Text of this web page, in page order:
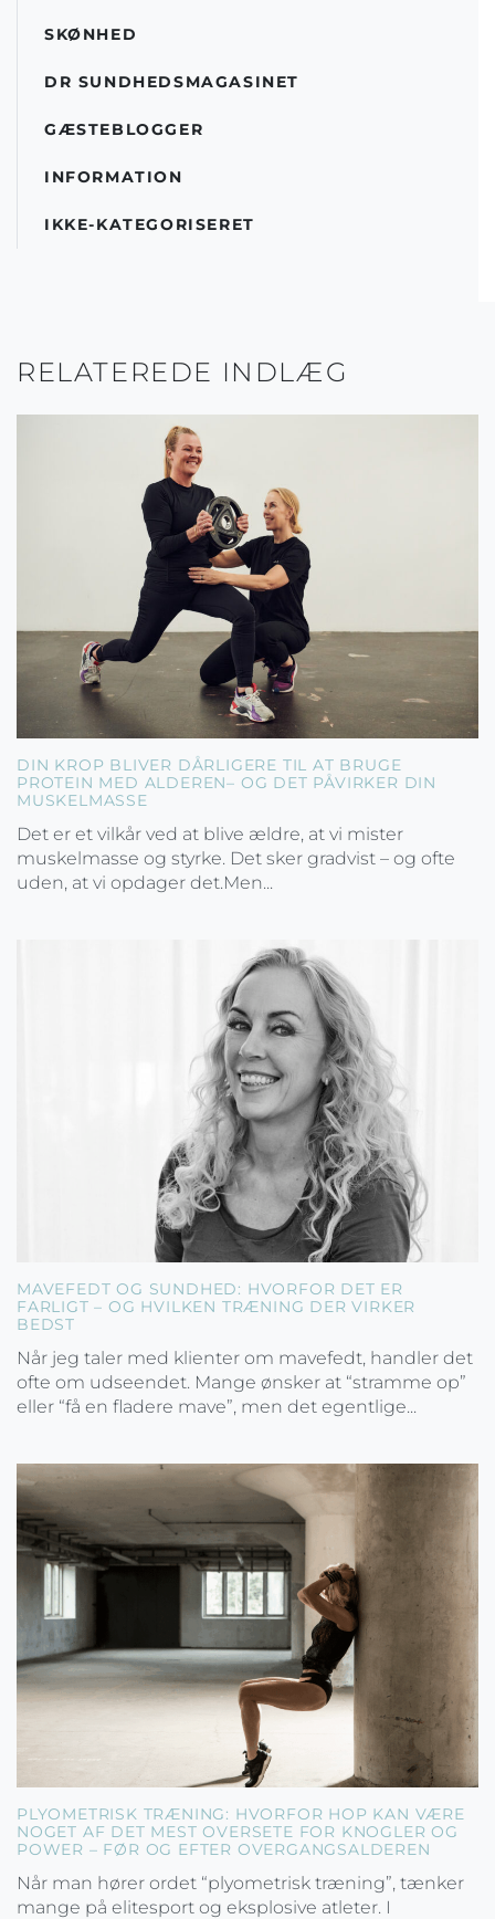
SKØNHED
DR SUNDHEDSMAGASINET
GÆSTEBLOGGER
INFORMATION
IKKE-KATEGORISERET
RELATEREDE INDLÆG
DIN KROP BLIVER DÅRLIGERE TIL AT BRUGE
PROTEIN MED ALDEREN– OG DET PÅVIRKER DIN
MUSKELMASSE
Det er et vilkår ved at blive ældre, at vi mister
muskelmasse og styrke. Det sker gradvist – og ofte
uden, at vi opdager det.Men...
MAVEFEDT OG SUNDHED: HVORFOR DET ER
FARLIGT – OG HVILKEN TRÆNING DER VIRKER
BEDST
Når jeg taler med klienter om mavefedt, handler det
ofte om udseendet. Mange ønsker at “stramme op”
eller “få en fladere mave”, men det egentlige...
PLYOMETRISK TRÆNING: HVORFOR HOP KAN VÆRE
NOGET AF DET MEST OVERSETE FOR KNOGLER OG
POWER – FØR OG EFTER OVERGANGSALDEREN
Når man hører ordet “plyometrisk træning”, tænker
mange på elitesport og eksplosive atleter. I